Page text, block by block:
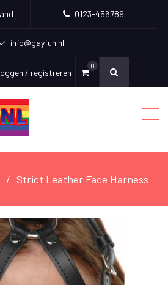
0123-456789
info@gayfun.nl
/ registreren
0
Strict Leather Face Harness